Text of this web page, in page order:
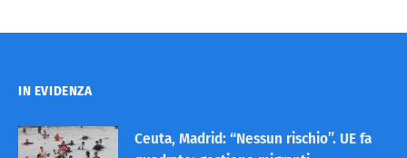
IN EVIDENZA
Ceuta, Madrid: “Nessun rischio”. UE fa